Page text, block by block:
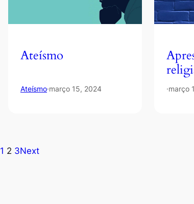
Ateísmo
Ateísmo·março 15, 2024 ·março
1 2 3Next